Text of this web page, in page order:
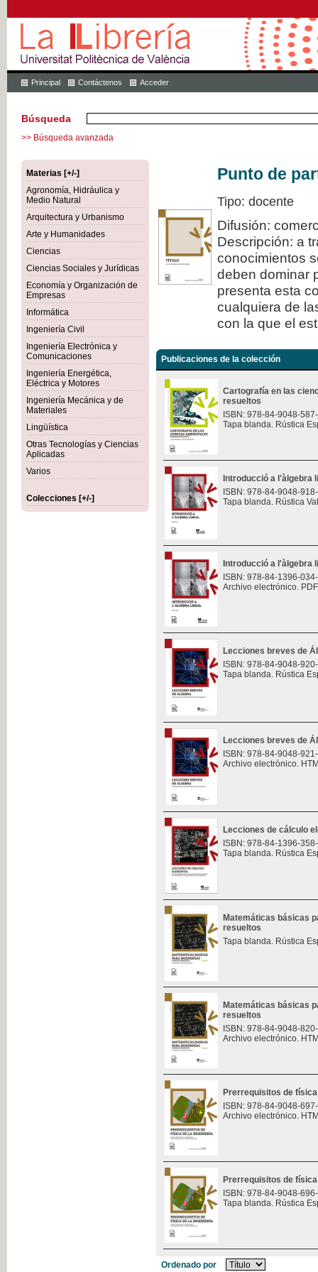
Principal Contáctenos Acceder
Búsqueda
>> Búsqueda avanzada
Materias [+/-]
Agronomía, Hidráulica y
Medio Natural
Arquitectura y Urbanismo
Arte y Humanidades
Ciencias
Ciencias Sociales y Jurídicas
Economía y Organización de
Empresas
Informática
Ingeniería Civil
Ingeniería Electrónica y
Comunicaciones
Ingeniería Energética,
Eléctrica y Motores
Ingeniería Mecánica y de
Materiales
Lingüística
Otras Tecnologías y Ciencias
Aplicadas
Varios
Colecciones [+/-]
Punto de
Tipo: docente
Difusión:
Descripción: a
conocimientos
deben dominar
presenta esta
cualquiera de
con la que el
Publicaciones de la colección
Cartografía en las
resueltos
ISBN: 978-84-9048-
Tapa blanda. Rústica
Introducció a l'àlgebra
ISBN: 978-84-9048-
Tapa blanda. Rústica
Introducció a l'àlgebra
ISBN: 978-84-1396-
Archivo electrónico.
Lecciones breves de
ISBN: 978-84-9048-
Tapa blanda. Rústica
Lecciones breves de
ISBN: 978-84-9048-
Archivo electrónico.
Lecciones de cálculo
ISBN: 978-84-1396-
Tapa blanda. Rústica
Matemáticas básicas
resueltos
Tapa blanda. Rústica
Matemáticas básicas
resueltos
ISBN: 978-84-9048-
Archivo electrónico.
Prerrequisitos de
ISBN: 978-84-9048-
Archivo electrónico.
Prerrequisitos de
ISBN: 978-84-9048-
Tapa blanda. Rústica
Ordenado por